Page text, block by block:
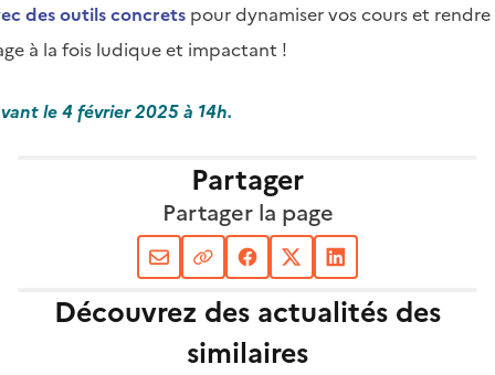
des outils concrets pour dynamiser vos cours et rendre
à la fois ludique et impactant !
le 4 février 2025 à 14h.
Partager
Partager la page
Découvrez des actualités des
similaires